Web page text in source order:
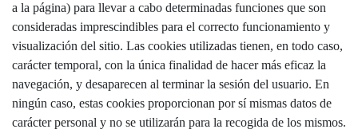
a la página) para llevar a cabo determinadas funciones que son
consideradas imprescindibles para el correcto funcionamiento y
visualización del sitio. Las cookies utilizadas tienen, en todo caso,
carácter temporal, con la única finalidad de hacer más eficaz la
navegación, y desaparecen al terminar la sesión del usuario. En
ningún caso, estas cookies proporcionan por sí mismas datos de
carácter personal y no se utilizarán para la recogida de los mismos.